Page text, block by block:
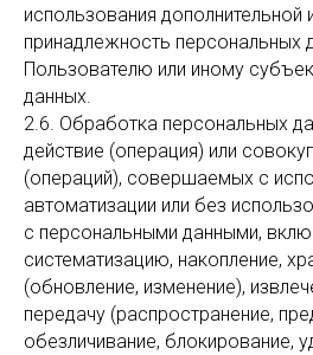
использования
принадлежность персональных
Пользователю или иному
данных.
2.6. Обработка персональных
действие (операция) или
(операций), совершаемых с
автоматизации или без
с персональными данными,
систематизацию, накопление,
(обновление, изменение),
передачу (распространение,
обезличивание, блокирование,